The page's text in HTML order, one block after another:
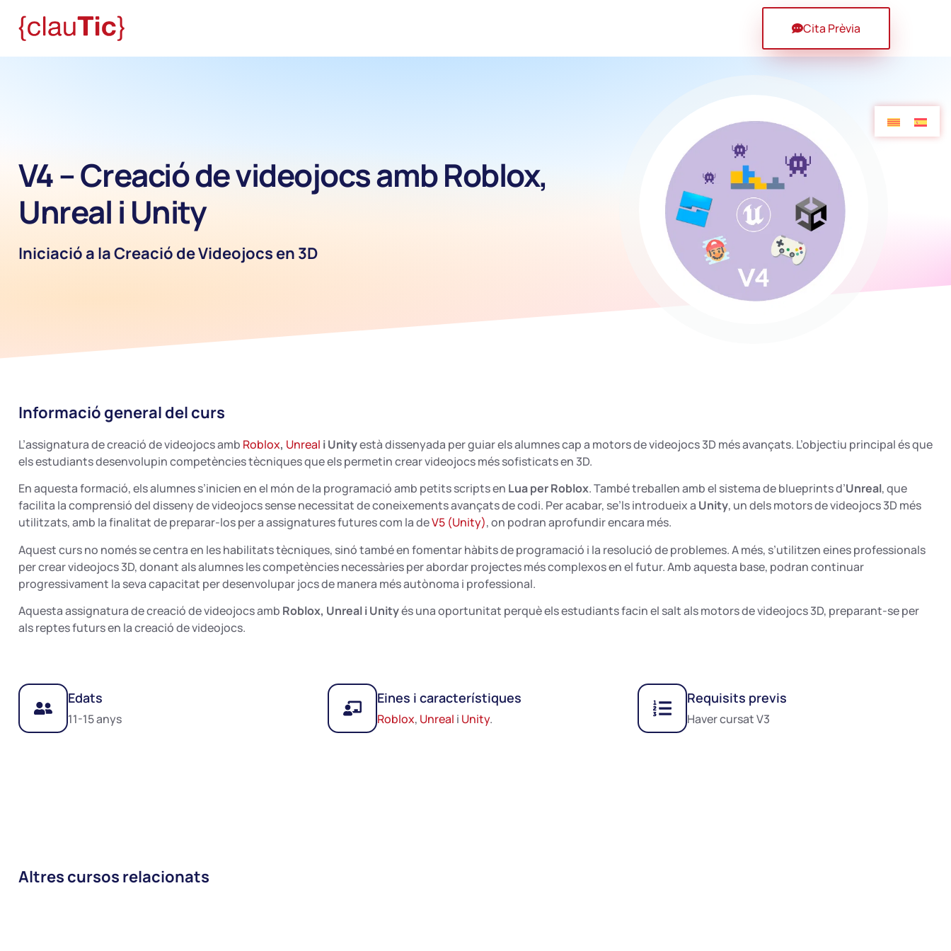
Cita Prèvia
V4 – Creació de videojocs amb Roblox,
Unreal i Unity
Iniciació a la Creació de Videojocs en 3D
Informació general del curs
L’assignatura de creació de videojocs amb Roblox, Unreal i Unityestà dissenyada per guiar els alumnes cap a motors de videojocs 3D més avançats. L’objectiu principal és que
els estudiants desenvolupin competències tècniques que els permetin crear videojocs més sofisticats en 3D.
En aquesta formació, els alumnes s’inicien en el món de la programació amb petits scripts en Lua per Roblox. També treballen amb el sistema de blueprints d’Unreal, que
facilita la comprensió del disseny de videojocs sense necessitat de coneixements avançats de codi. Per acabar, se’ls introdueix a Unity, un dels motors de videojocs 3D més
utilitzats, amb la finalitat de preparar-los per a assignatures futures com la deV5 (Unity), on podran aprofundir encara més.
Aquest curs no només se centra en les habilitats tècniques, sinó també en fomentar hàbits de programació i la resolució de problemes. A més, s’utilitzen eines professionals
per crear videojocs 3D, donant als alumnes les competències necessàries per abordar projectes més complexos en el futur. Amb aquesta base, podran continuar
progressivament la seva capacitat per desenvolupar jocs de manera més autònoma i professional.
Aquesta assignatura de creació de videojocs amb Roblox, Unreal i Unityés una oportunitat perquè els estudiants facin el salt als motors de videojocs 3D, preparant-se per
als reptes futurs en la creació de videojocs.
Edats
11-15 anys
Eines i característiques
Roblox, Unreal i Unity.
Requisits previs
Haver cursat V3
Altres cursos relacionats